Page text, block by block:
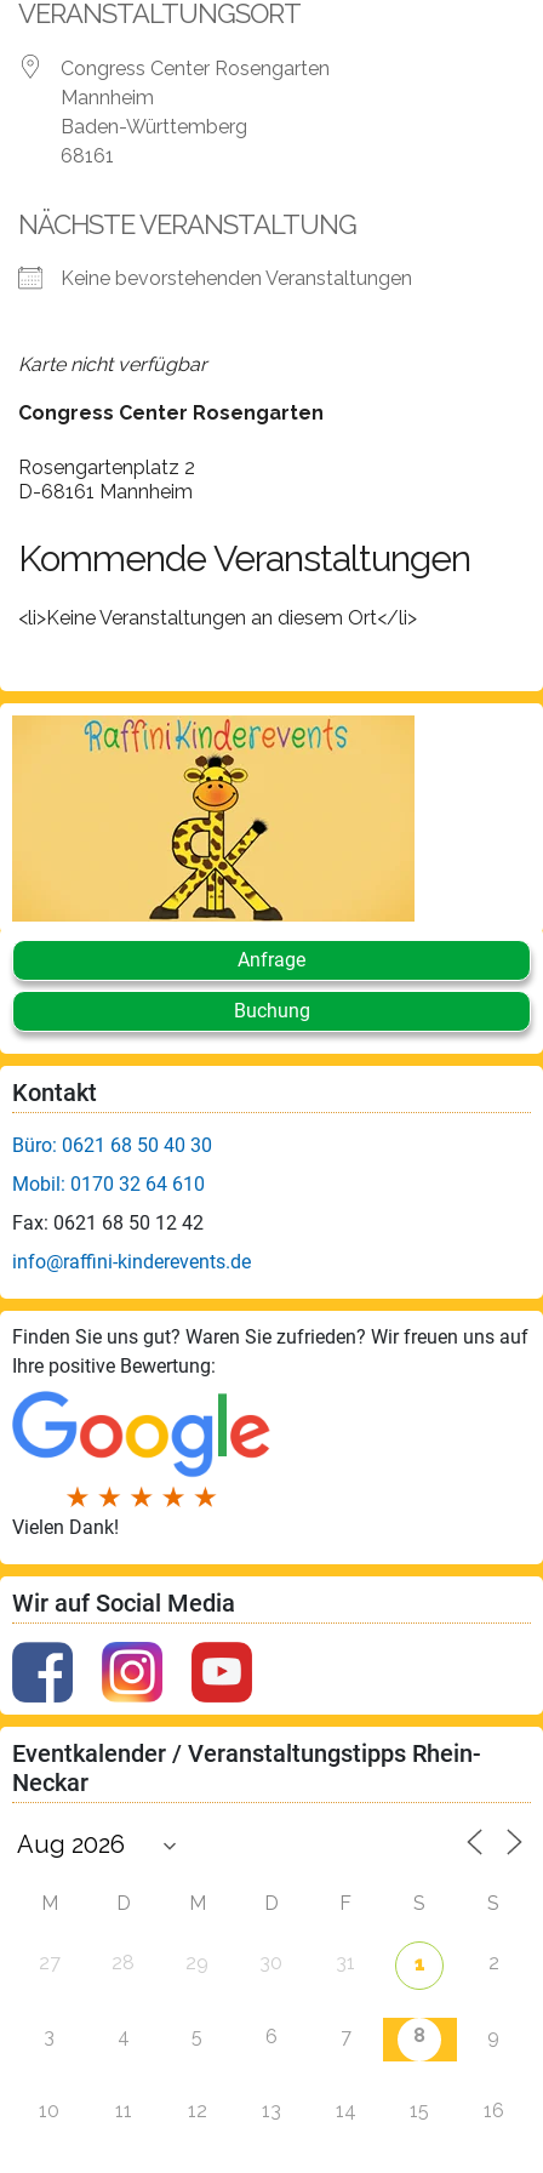
Über
uns
Fotos,
Videos
Referenzen
Blog
Jobs
Partner/Links
VERANSTALTUNGSORT
Congress Center Rosengarten
Mannheim
Baden-Württemberg
68161
NÄCHSTE VERANSTALTUNG
Keine bevorstehenden Veranstaltungen
Karte nicht verfügbar
Congress Center Rosengarten
Rosengartenplatz 2
D-68161 Mannheim
Kommende Veranstaltungen
<li>Keine Veranstaltungen an diesem Ort</li>
Anfrage
Buchung
Kontakt
Büro: 0621 68 50 40 30
Mobil: 0170 32 64 610
Fax: 0621 68 50 12 42
info@raffini-kinderevents.de
Finden Sie uns gut? Waren Sie zufrieden? Wir freuen uns auf
Ihre positive Bewertung:
Vielen Dank!
Wir auf Social Media
Eventkalender / Veranstaltungstipps Rhein-
Neckar
M D M D F S S
27 28 29 30 31 1 2
3 4 5 6 7 8 9
10 11 12 13 14 15 16